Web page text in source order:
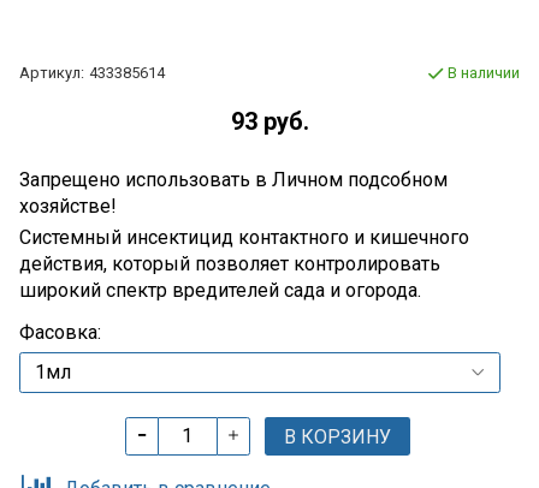
Артикул: 433385614 В наличии
93 руб.
Запрещено использовать в Личном подсобном
хозяйстве!
Системный инсектицид контактного и кишечного
действия, который позволяет контролировать
широкий спектр вредителей сада и огорода.
Фасовка:
В КОРЗИНУ